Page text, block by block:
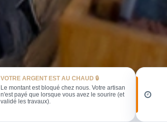
VOTRE ARGENT EST AU CHAUD 🔒
Le montant est bloqué chez nous. Votre artisan
n'est payé que lorsque vous avez le sourire (et
validé les travaux).